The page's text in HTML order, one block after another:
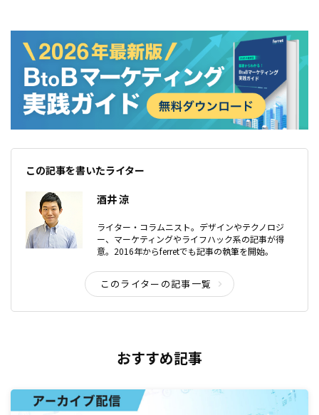
この記事を書いたライター
酒井 涼
ライター・コラムニスト。デザインやテクノロジ
ー、マーケティングやライフハック系の記事が得
意。2016年からferretでも記事の執筆を開始。
このライターの記事一覧
おすすめ記事